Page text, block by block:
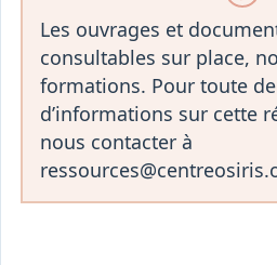
Les ouvrages et
consultables sur place,
formations. Pour toute
d’informations sur cette
nous contacter à